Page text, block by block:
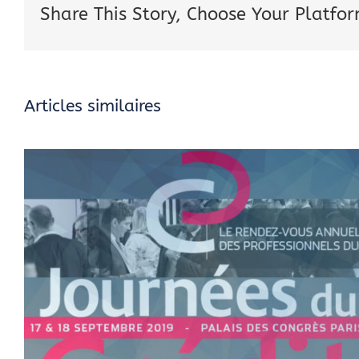
Share This Story, Choose Your
Articles similaires